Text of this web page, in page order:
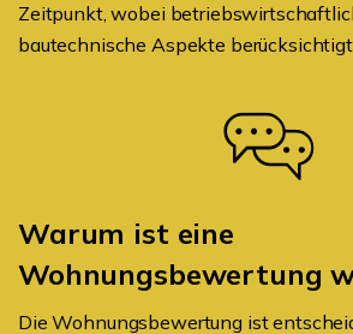
Zeitpunkt, wobei
bautechnische Aspekte
Warum ist eine
Wohnungsbewertung
Die Wohnungsbewertung ist